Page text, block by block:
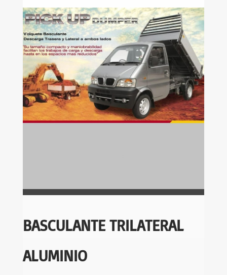
BASCULANTE TRILATERAL
ALUMINIO